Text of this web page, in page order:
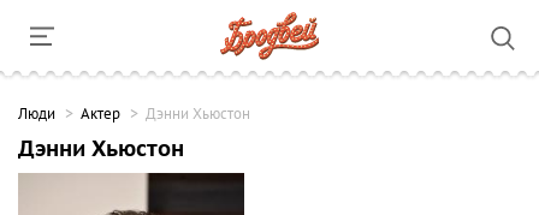
Люди Актер Дэнни Хьюстон
Дэнни Хьюстон